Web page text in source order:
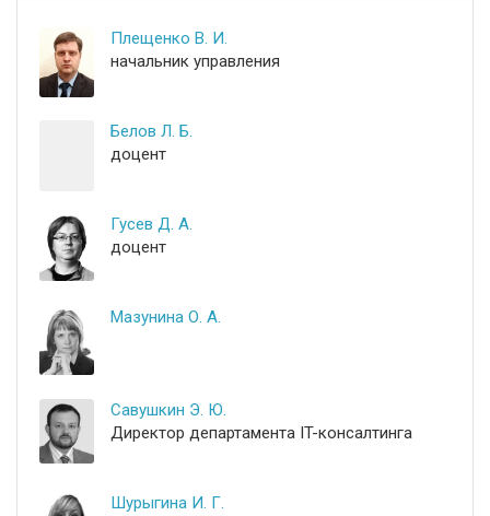
Плещенко В. И.
начальник управления
Белов Л. Б.
доцент
Гусев Д. А.
доцент
Мазунина О. А.
Савушкин Э. Ю.
Директор департамента IT-консалтинга
Шурыгина И. Г.